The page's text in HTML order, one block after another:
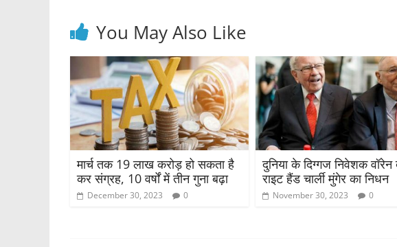
You May Also Like
मार्च तक 19 लाख करोड़ हो सकता है
कर संग्रह, 10 वर्षों में तीन गुना बढ़ा
December 30, 2023 0
दुनिया के दिग्गज निवेशक
राइट हैंड चार्ली मुंगेर का निधन
November 30, 2023 0